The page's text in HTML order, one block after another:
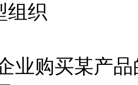
能型
业购买某产